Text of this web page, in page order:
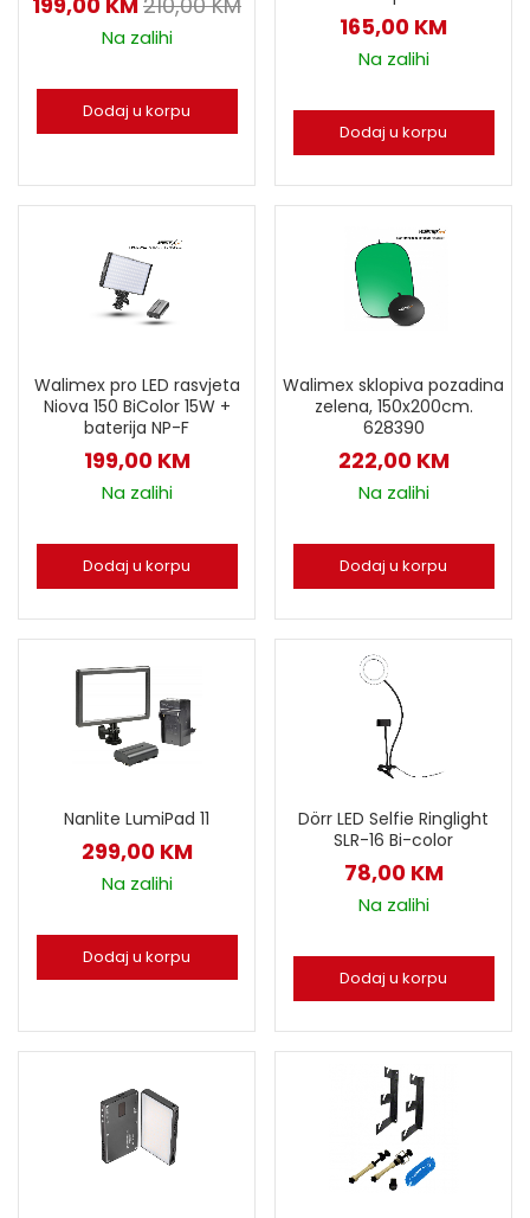
Na zalihi
Dodaj u korpu
165,00 KM
Na zalihi
Dodaj u korpu
Walimex pro LED rasvjeta
Niova 150 BiColor 15W +
baterija NP-F
199,00 KM
Na zalihi
Dodaj u korpu
Walimex sklopiva pozadina
zelena, 150x200cm.
628390
222,00 KM
Na zalihi
Dodaj u korpu
Nanlite LumiPad 11
299,00 KM
Na zalihi
Dodaj u korpu
Dörr LED Selfie Ringlight
SLR-16 Bi-color
78,00 KM
Na zalihi
Dodaj u korpu